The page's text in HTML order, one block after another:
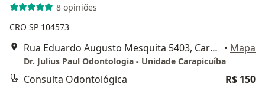
8 opiniões
CRO SP 104573
Rua Eduardo Augusto Mesquita 5403, Carapicuíba • Mapa
Dr. Julius Paul Odontologia - Unidade Carapicuíba
Consulta Odontológica
R$ 150